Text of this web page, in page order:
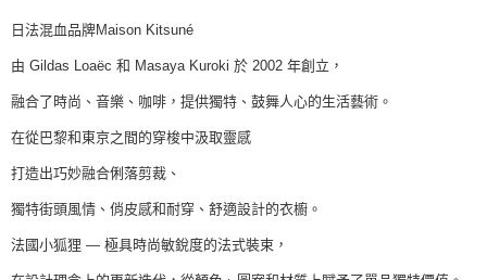
日法混血品牌Maison Kitsuné
由 Gildas Loaëc 和 Masaya Kuroki 於 2002 年創立，
融合了時尚、音樂、咖啡，提供獨特、鼓舞人心的生活藝術。
在從巴黎和東京之間的穿梭中汲取靈感
打造出巧妙融合俐落剪裁、
獨特街頭風情、俏皮感和耐穿、舒適設計的衣櫥。
法國小狐狸 — 極具時尚敏銳度的法式裝束，